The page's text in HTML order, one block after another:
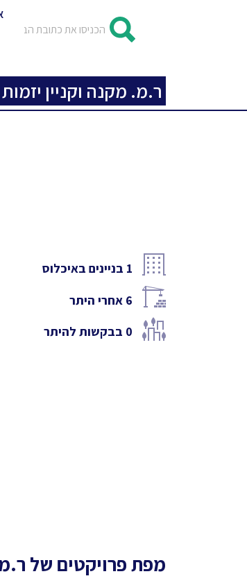
ר.מ. מקנה וקניין
1 בניינים באיכלוס
6 אחרי היתר
0 בבקשות להיתר
מפת פרויקטים של